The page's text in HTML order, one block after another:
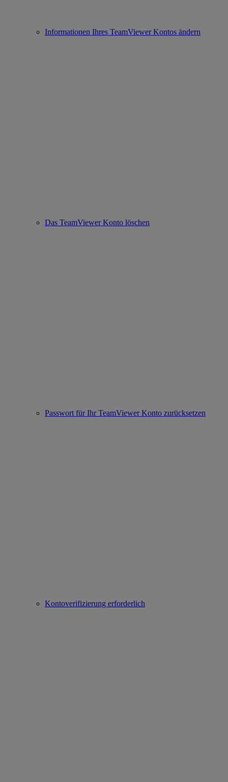
Informationen Ihres TeamViewer Kontos ändern
Das TeamViewer Konto löschen
Passwort für Ihr TeamViewer Konto zurücksetzen
Kontoverifizierung erforderlich